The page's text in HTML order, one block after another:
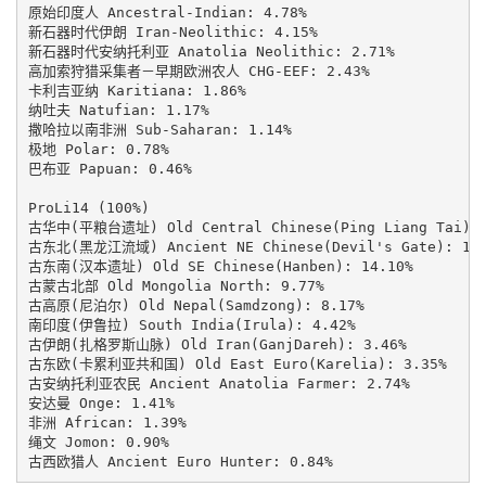
原始印度人 Ancestral-Indian: 4.78%
新石器时代伊朗 Iran-Neolithic: 4.15%
新石器时代安纳托利亚 Anatolia Neolithic: 2.71%
高加索狩猎采集者－早期欧洲农人 CHG-EEF: 2.43%
卡利吉亚纳 Karitiana: 1.86%
纳吐夫 Natufian: 1.17%
撒哈拉以南非洲 Sub-Saharan: 1.14%
极地 Polar: 0.78%
巴布亚 Papuan: 0.46%
ProLi14 (100%)
古华中(平粮台遗址) Old Central Chinese(Ping Liang Tai):
古东北(黑龙江流域) Ancient NE Chinese(Devil's Gate):
古东南(汉本遗址) Old SE Chinese(Hanben): 14.10%
古蒙古北部 Old Mongolia North: 9.77%
古高原(尼泊尔) Old Nepal(Samdzong): 8.17%
南印度(伊鲁拉) South India(Irula): 4.42%
古伊朗(扎格罗斯山脉) Old Iran(GanjDareh): 3.46%
古东欧(卡累利亚共和国) Old East Euro(Karelia): 3.35%
古安纳托利亚农民 Ancient Anatolia Farmer: 2.74%
安达曼 Onge: 1.41%
非洲 African: 1.39%
绳文 Jomon: 0.90%
古西欧猎人 Ancient Euro Hunter: 0.84%